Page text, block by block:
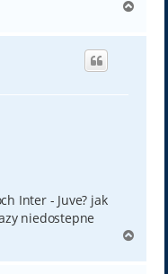
g
Inter - Juve? jak
niedostepne
g